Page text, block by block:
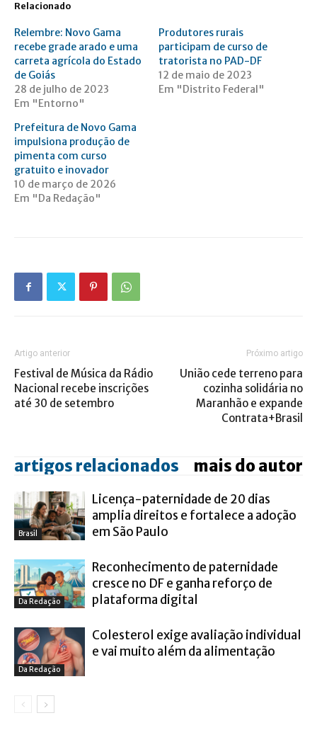
Relacionado
Relembre: Novo Gama
recebe grade arado e uma
carreta agrícola do Estado
de Goiás
28 de julho de 2023
Em "Entorno"
Produtores rurais
participam de curso de
tratorista no PAD-DF
12 de maio de 2023
Em "Distrito Federal"
Prefeitura de Novo Gama
impulsiona produção de
pimenta com curso
gratuito e inovador
10 de março de 2026
Em "Da Redação"
Artigo anterior
Festival de Música da Rádio
Nacional recebe inscrições
até 30 de setembro
Próximo artigo
União cede terreno para
cozinha solidária no
Maranhão e expande
Contrata+Brasil
artigos relacionados mais do autor
Brasil
Licença-paternidade de 20 dias
amplia direitos e fortalece a adoção
em São Paulo
Da Redação
Reconhecimento de paternidade
cresce no DF e ganha reforço de
plataforma digital
Da Redação
Colesterol exige avaliação individual
e vai muito além da alimentação